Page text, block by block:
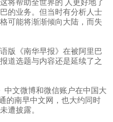
将帮助全世界的 人更好地了
的业务。但当时有分析人士
可能将渐渐倾向大陆，而失
版《南华早报》在被阿里巴
道选题与内容还是延续了之
中文微博和微信账户在中国大
的南早中文网，也大约同时
遭披露。